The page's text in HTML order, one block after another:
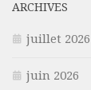
ARCHIVES
juillet 2026
juin 2026